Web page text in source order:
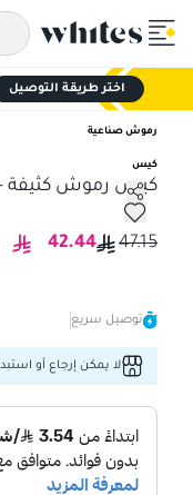
اختر طريقة التوصيل
رموش صناعية
كيس
كيس رموش كثيفة -
كيس رموش كثيفة - كي
47.15
42.44
توصيل سريع
لا يمكن إرجاع أو